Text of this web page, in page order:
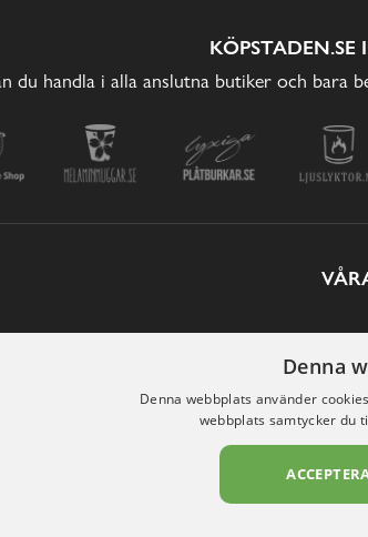
du handla i alla anslutna butiker och bara
Denna
Denna webbplats använder
webbplats samtycker du